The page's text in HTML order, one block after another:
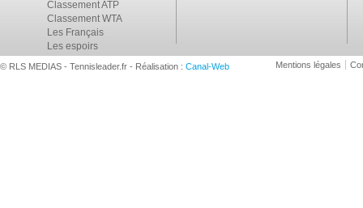
Classement ATP
Classement WTA
Les Français
Les espoirs
© RLS MEDIAS - Tennisleader.fr - Réalisation : Canal-Web Mentions légales